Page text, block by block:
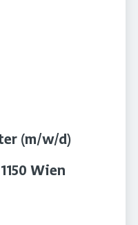
(m/w/d)
Wien